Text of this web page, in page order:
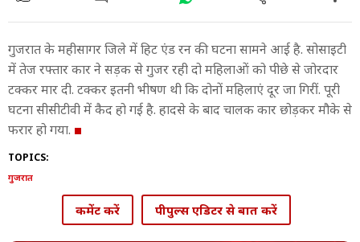
गुजरात के महीसागर जिले में हिट एंड रन की घटना सामने आई है. सोसाइटी
में तेज रफ्तार कार ने सड़क से गुजर रही दो महिलाओं को पीछे से जोरदार
टक्कर मार दी. टक्कर इतनी भीषण थी कि दोनों महिलाएं दूर जा गिरीं. पूरी
घटना सीसीटीवी में कैद हो गई है. हादसे के बाद चालक कार छोड़कर मौके से
फरार हो गया.
TOPICS:
गुजरात
कमेंट करें पीपुल्स एडिटर से बात करें